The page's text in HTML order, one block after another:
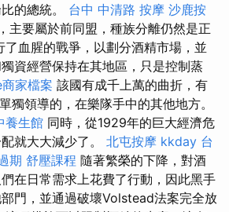
的總統。 台中 中清路 按摩 沙鹿按
主要屬於前同盟，種族分離仍然是正
血腥的戰爭，以劃分酒精市場，並
資經營保持在其地區，只是控制蒸
家檔案 該國有成千上萬的曲折，有
獨領導的，在樂隊手中的其他地方。
養生館 同時，從1929年的巨大經濟危
就大大減少了。 北屯按摩 kkday 台
期 舒壓課程 隨著繁榮的下降，對酒
在日常需求上花費了行動，因此黑手
門，並通過破壞Volstead法案完全放